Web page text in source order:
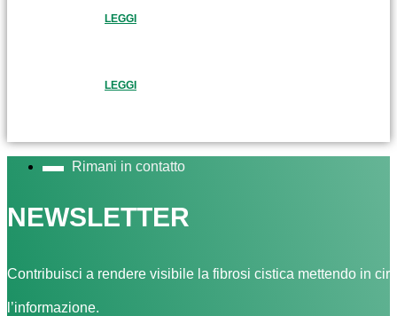
LEGGI
LEGGI
Rimani in contatto
NEWSLETTER
Contribuisci a rendere visibile la fibrosi cistica mettendo in
l’informazione.